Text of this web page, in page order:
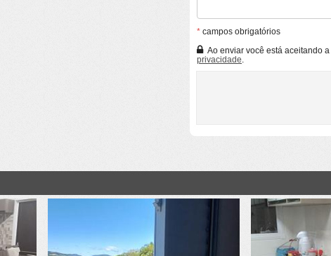
* campos obrigatórios
Ao enviar você está aceitando a
privacidade